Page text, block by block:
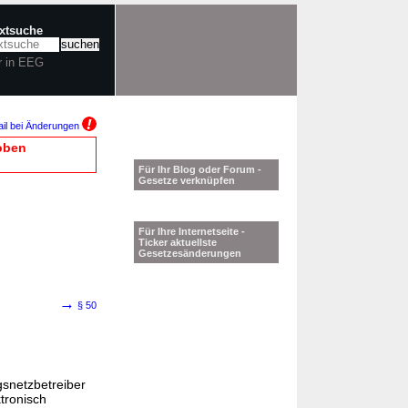
in EEG
bei Änderungen
→ § 50
Für Ihr Blog oder Forum -
Gesetze verknüpfen
Für Ihre Internetseite -
Ticker aktuellste
Gesetzesänderungen